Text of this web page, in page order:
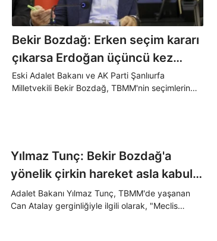
Bekir Bozdağ: Erken seçim kararı
çıkarsa Erdoğan üçüncü kez
aday olabilir
Eski Adalet Bakanı ve AK Parti Şanlıurfa
Milletvekili Bekir Bozdağ, TBMM'nin seçimlerin
Yılmaz Tunç: Bekir Bozdağ'a
yönelik çirkin hareket asla kabul
edilemez
Adalet Bakanı Yılmaz Tunç, TBMM'de yaşanan
Can Atalay gerginliğiyle ilgili olarak, "Meclis